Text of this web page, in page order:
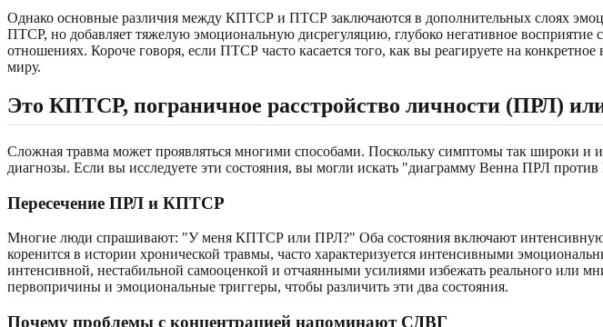
Однако основные различия между КПТСР и ПТСР заключаются в дополнительных слоях
ПТСР, но добавляет тяжелую эмоциональную дисрегуляцию, глубоко негативное
отношениях. Короче говоря, если ПТСР часто касается того, как вы реагируете на
миру.
Это КПТСР, пограничное расстройство личности (ПРЛ)
Сложная травма может проявляться многими способами. Поскольку симптомы так широки
диагнозы. Если вы исследуете эти состояния, вы могли искать "диаграмму Венна ПРЛ
Пересечение ПРЛ и КПТСР
Многие люди спрашивают: "У меня КПТСР или ПРЛ?" Оба состояния включают
коренится в истории хронической травмы, часто характеризуется интенсивными
интенсивной, нестабильной самооценкой и отчаянными усилиями избежать реального или
первопричины и эмоциональные триггеры, чтобы различить эти два состояния.
Почему проблемы с концентрацией напоминают СДВГ